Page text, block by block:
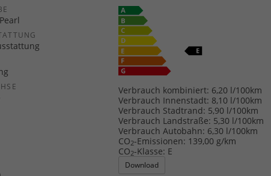
Verbrauch kombiniert: 6,20 l/100km
Verbrauch Innenstadt: 8,10 l/100km
Verbrauch Stadtrand: 5,90 l/100km
Verbrauch Landstraße: 5,30 l/100km
Verbrauch Autobahn: 6,30 l/100km
CO2-Emissionen: 139,00 g/km
CO2-Klasse: E
Download